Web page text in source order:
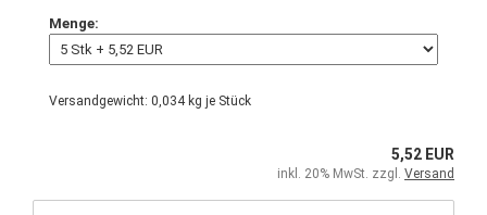
Menge:
Versandgewicht: 0,034kg je Stück
5,52 EUR
inkl. 20% MwSt. zzgl. Versand